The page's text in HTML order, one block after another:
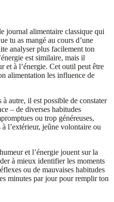
journal alimentaire classique qui
tu as mangé au cours d’une
analyser plus facilement ton
est similaire, mais il
et à l’énergie. Cet outil peut être
alimentation les influence de
autre, il est possible de constater
– de diverses habitudes
ou trop généreuses,
l’extérieur, jeûne volontaire ou
et l’énergie jouent sur la
à mieux identifier les moments
ou de mauvaises habitudes
minutes par jour pour remplir ton